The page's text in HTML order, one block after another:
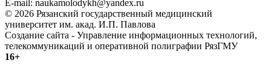
E-mail: naukamolodykh@yandex.ru
© 2026 Рязанский государственный медицинский
университет им. акад. И.П. Павлова
Создание сайта - Управление информационных технологий,
телекоммуникаций и оперативной полиграфии РязГМУ
16+